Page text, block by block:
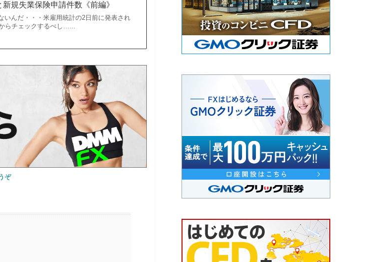
規失業保険申請件数《前編》
いんだ・・・米雇用統計の2日前に発表され
らチェックするべし…...
ぞ